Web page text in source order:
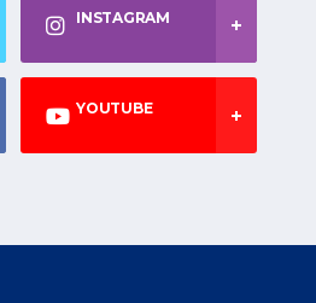
INSTAGRAM
YOUTUBE